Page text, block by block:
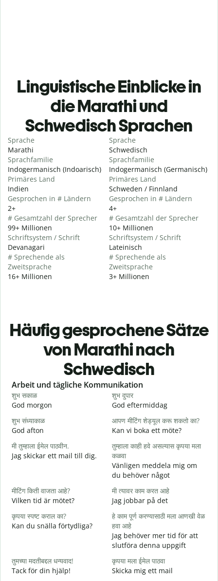
Linguistische Einblicke in
die Marathi und
Schwedisch Sprachen
Sprache
Marathi
Sprachfamilie
Indogermanisch (Indoarisch)
Primäres Land
Indien
Gesprochen in # Ländern
2+
# Gesamtzahl der Sprecher
99+ Millionen
Schriftsystem / Schrift
Devanagari
# Sprechende als
Zweitsprache
16+ Millionen
Sprache
Schwedisch
Sprachfamilie
Indogermanisch (Germanisch)
Primäres Land
Schweden / Finnland
Gesprochen in # Ländern
4+
# Gesamtzahl der Sprecher
10+ Millionen
Schriftsystem / Schrift
Lateinisch
# Sprechende als
Zweitsprache
3+ Millionen
Häufig gesprochene Sätze
von Marathi nach
Schwedisch
Slide 1 of 6
Arbeit und tägliche Kommunikation
शुभ सकाळ
God morgon
शुभ दुपार
God eftermiddag
शुभ संध्याकाळ
God afton
आपण मीटिंग शेड्यूल करू शकतो का?
Kan vi boka ett möte?
मी तुम्हाला ईमेल पाठवीन.
Jag skickar ett mail till dig.
तुम्हाला काही हवे असल्यास कृपया मला
कळवा
Vänligen meddela mig om
du behöver något
मीटिंग किती वाजता आहे?
Vilken tid är mötet?
मी त्यावर काम करत आहे
Jag jobbar på det
कृपया स्पष्ट कराल का?
Kan du snälla förtydliga?
हे काम पूर्ण करण्यासाठी मला आणखी वेळ
हवा आहे
Jag behöver mer tid för att
slutföra denna uppgift
तुमच्या मदतीबद्दल धन्यवाद!
Tack för din hjälp!
कृपया मला ईमेल पाठवा
Skicka mig ett mail